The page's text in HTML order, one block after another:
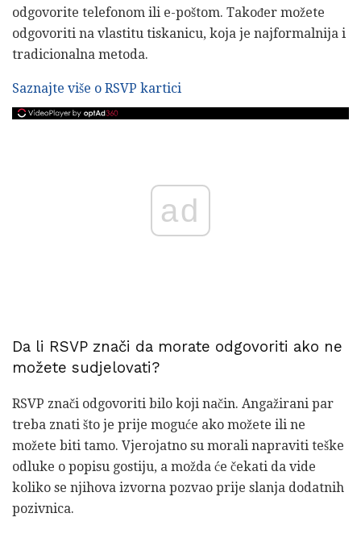
odgovorite telefonom ili e-poštom. Također možete
odgovoriti na vlastitu tiskanicu, koja je najformalnija i
tradicionalna metoda.
Saznajte više o RSVP kartici
ad
Da li RSVP znači da morate odgovoriti ako ne
možete sudjelovati?
RSVP znači odgovoriti bilo koji način. Angažirani par
treba znati što je prije moguće ako možete ili ne
možete biti tamo. Vjerojatno su morali napraviti teške
odluke o popisu gostiju, a možda će čekati da vide
koliko se njihova izvorna pozvao prije slanja dodatnih
pozivnica.